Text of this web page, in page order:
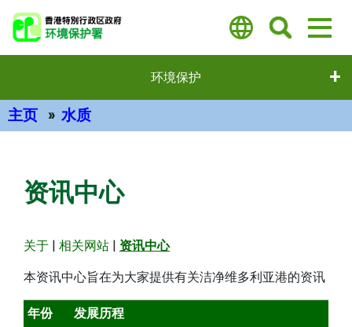
内
环境保护
主页 水质
资讯中心
关于 | 相关网站 | 资讯中心
本资讯中心旨在为大家提供有关洁净维多利亚港的资讯
年份
发展历程